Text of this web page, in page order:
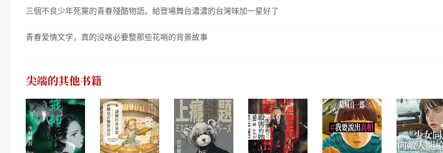
三個不良少年死黨的青春殘酷物語。給登場舞台濃濃的台灣味加一星好了
青春爱情文学，真的没啥必要整那些花哨的背景故事
尖端的其他书籍